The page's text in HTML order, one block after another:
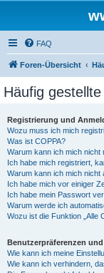
FAQ
Foren-Übersicht
Häufig
Registrierung und
Wozu muss ich mich
Was ist COPPA?
Warum kann ich mich nicht
Ich habe mich registriert,
Warum kann ich mich nicht
Ich habe mich vor einiger
Ich habe mein Passwort
Warum werde ich
Wozu ist die Funktion „Alle
Benutzerpräferenzen
Wie kann ich meine
Wie kann ich verhindern,